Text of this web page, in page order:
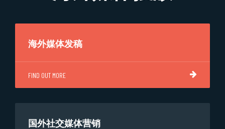
海外媒体发稿
FIND OUT MORE
国外社交媒体营销